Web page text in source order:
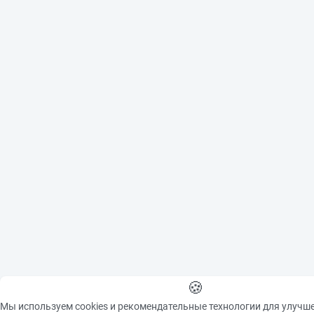
🍪
Мы используем cookies и рекомендательные технологии для